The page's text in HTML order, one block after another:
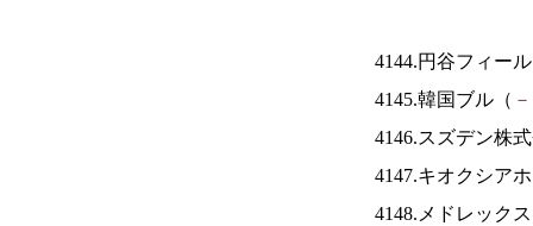
4144.円谷フィー
4145.韓国ブル（ －
4146.スズデン株
4147.キオクシア
4148.メドレック